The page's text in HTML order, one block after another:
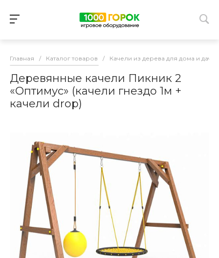
Главная / Каталог товаров / Качели из дерева для дома и дачи
Деревянные качели Пикник 2
«Оптимус» (качели гнездо 1м +
качели drop)